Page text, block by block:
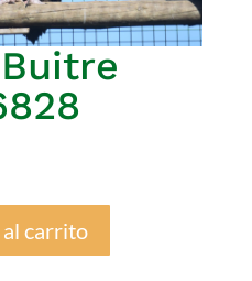
carrito